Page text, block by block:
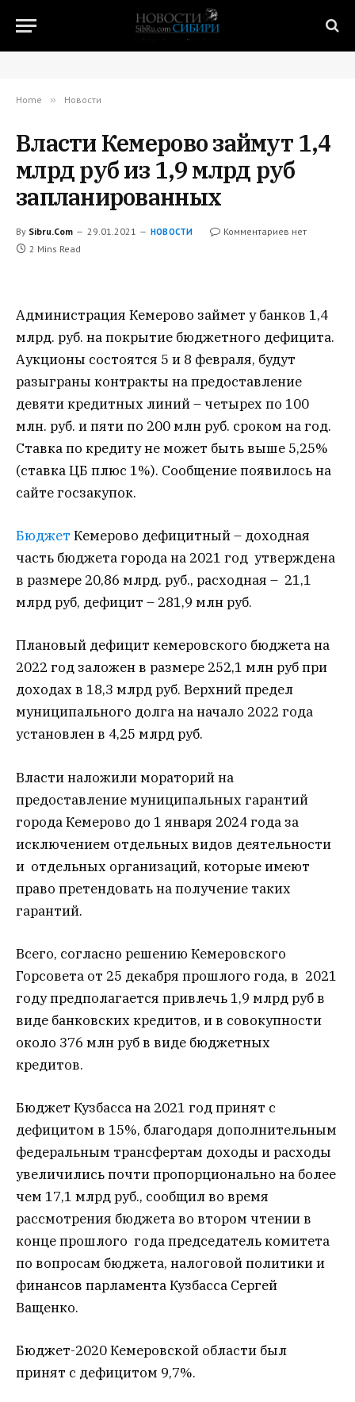
Home » Новости
Власти Кемерово займут 1,4
млрд руб из 1,9 млрд руб
запланированных
By Sibru.Com 29.01.2021 НОВОСТИ
Комментариев нет
2 Mins Read
Администрация Кемерово займет у банков 1,4
млрд. руб. на покрытие бюджетного дефицита.
Аукционы состоятся 5 и 8 февраля, будут
разыграны контракты на предоставление
девяти кредитных линий – четырех по 100
млн. руб. и пяти по 200 млн руб. сроком на год.
Ставка по кредиту не может быть выше 5,25%
(ставка ЦБ плюс 1%). Сообщение появилось на
сайте госзакупок.
Бюджет Кемерово дефицитный – доходная
часть бюджета города на 2021 год утверждена
в размере 20,86 млрд. руб., расходная – 21,1
млрд руб, дефицит – 281,9 млн руб.
Плановый дефицит кемеровского бюджета на
2022 год заложен в размере 252,1 млн руб при
доходах в 18,3 млрд руб. Верхний предел
муниципального долга на начало 2022 года
установлен в 4,25 млрд руб.
Власти наложили мораторий на
предоставление муниципальных гарантий
города Кемерово до 1 января 2024 года за
исключением отдельных видов деятельности
и отдельных организаций, которые имеют
право претендовать на получение таких
гарантий.
Всего, согласно решению Кемеровского
Горсовета от 25 декабря прошлого года, в 2021
году предполагается привлечь 1,9 млрд руб в
виде банковских кредитов, и в совокупности
около 376 млн руб в виде бюджетных
кредитов.
Бюджет Кузбасса на 2021 год принят с
дефицитом в 15%, благодаря дополнительным
федеральным трансфертам доходы и расходы
увеличились почти пропорционально на более
чем 17,1 млрд руб., сообщил во время
рассмотрения бюджета во втором чтении в
конце прошлого года председатель комитета
по вопросам бюджета, налоговой политики и
финансов парламента Кузбасса Сергей
Ващенко.
Бюджет-2020 Кемеровской области был
принят с дефицитом 9,7%.